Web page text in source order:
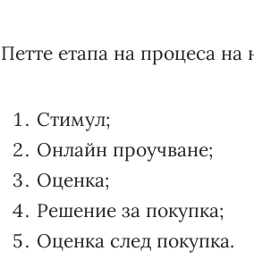
Петте етапа на процеса
Стимул;
Онлайн проучване;
Оценка;
Решение за покупка;
Оценка след покупка.